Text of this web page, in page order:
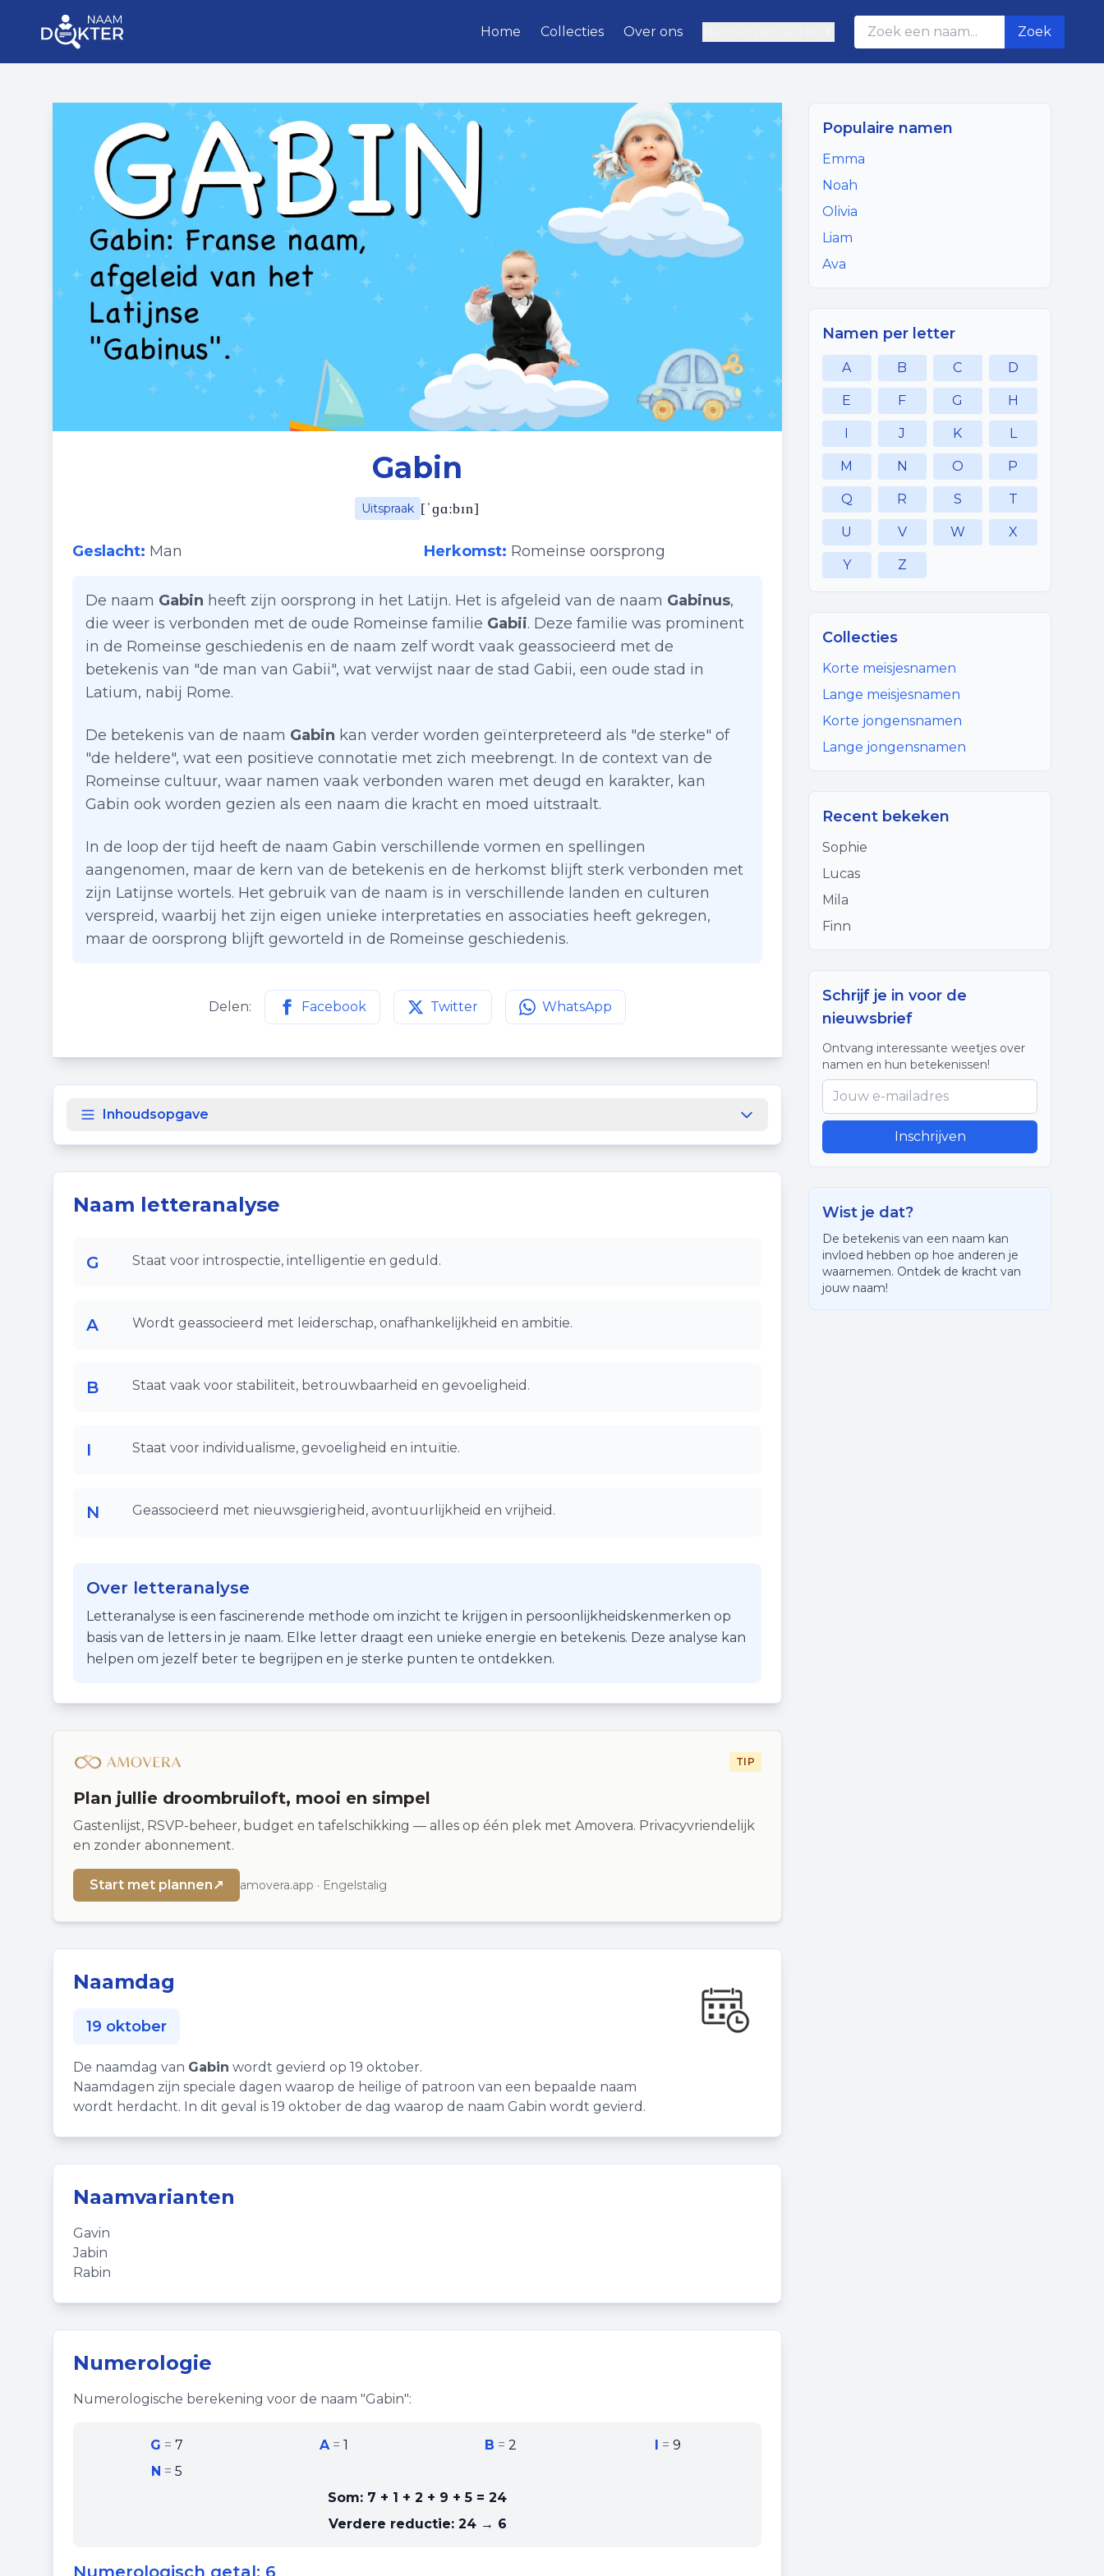
Home Collecties Over ons Zoek
Gabin
Uitspraak [ˈɡɑːbɪn]
Geslacht: Man Herkomst: Romeinse oorsprong
De naam Gabin heeft zijn oorsprong in het Latijn. Het is afgeleid van de naam Gabinus,
die weer is verbonden met de oude Romeinse familie Gabii. Deze familie was prominent
in de Romeinse geschiedenis en de naam zelf wordt vaak geassocieerd met de
betekenis van "de man van Gabii", wat verwijst naar de stad Gabii, een oude stad in
Latium, nabij Rome.
De betekenis van de naam Gabin kan verder worden geïnterpreteerd als "de sterke" of
"de heldere", wat een positieve connotatie met zich meebrengt. In de context van de
Romeinse cultuur, waar namen vaak verbonden waren met deugd en karakter, kan
Gabin ook worden gezien als een naam die kracht en moed uitstraalt.
In de loop der tijd heeft de naam Gabin verschillende vormen en spellingen
aangenomen, maar de kern van de betekenis en de herkomst blijft sterk verbonden met
zijn Latijnse wortels. Het gebruik van de naam is in verschillende landen en culturen
verspreid, waarbij het zijn eigen unieke interpretaties en associaties heeft gekregen,
maar de oorsprong blijft geworteld in de Romeinse geschiedenis.
Delen: Facebook
Deel deze pagina op Facebook
Twitter
Deel deze pagina opTwitter
WhatsApp
Deel deze pagina op
Inhoudsopgave
Naam letteranalyse
G Staat voor introspectie, intelligentie en geduld.
A Wordt geassocieerd met leiderschap, onafhankelijkheid en ambitie.
B Staat vaak voor stabiliteit, betrouwbaarheid en gevoeligheid.
I Staat voor individualisme, gevoeligheid en intuïtie.
N Geassocieerd met nieuwsgierigheid, avontuurlijkheid en vrijheid.
Over letteranalyse
Letteranalyse is een fascinerende methode om inzicht te krijgen in persoonlijkheidskenmerken op
basis van de letters in je naam. Elke letter draagt een unieke energie en betekenis. Deze analyse kan
helpen om jezelf beter te begrijpen en je sterke punten te ontdekken.
TIP
Plan jullie droombruiloft, mooi en simpel
Gastenlijst, RSVP-beheer, budget en tafelschikking — alles op één plek met Amovera. Privacyvriendelijk
en zonder abonnement.
Start met plannen↗ amovera.app · Engelstalig
Naamdag
19 oktober
De naamdag van Gabin wordt gevierd op 19 oktober.
Naamdagen zijn speciale dagen waarop de heilige of patroon van een bepaalde naam
wordt herdacht. In dit geval is 19 oktober de dag waarop de naam Gabin wordt gevierd.
Naamvarianten
Gavin
Jabin
Rabin
Numerologie
Numerologische berekening voor de naam "Gabin":
G = 7 A= 1 B =2 I =9
N = 5
Som: 7 + 1 + 2 + 9 + 5 = 24
Verdere reductie: 24 → 6
Numerologisch getal: 6
Populaire namen
Emma
Noah
Olivia
Liam
Ava
Namen per letter
A B C D
E F G H
I J K L
M N O P
Q R S T
U V W X
Y Z
Collecties
Korte meisjesnamen
Lange meisjesnamen
Korte jongensnamen
Lange jongensnamen
Recent bekeken
Sophie
Lucas
Mila
Finn
Schrijf je in voor de
nieuwsbrief
Ontvang interessante weetjes over
namen en hun betekenissen!
Inschrijven
Wist je dat?
De betekenis van een naam kan
invloed hebben op hoe anderen je
waarnemen. Ontdek de kracht van
jouw naam!